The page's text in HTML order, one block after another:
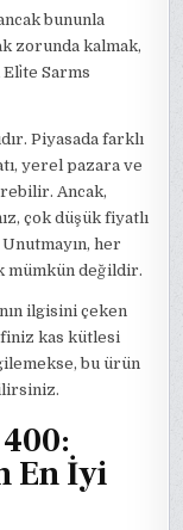
bununla
zorunda kalmak,
Sarms
Piyasada farklı
yerel pazara ve
Ancak,
çok düşük fiyatlı
her
mümkün değildir.
ilgisini çeken
kas kütlesi
bu ürün
En İyi